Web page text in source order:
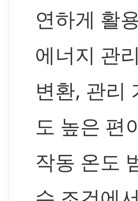
연하게 활
에너지 관
변환, 관리
도 높은 편
작동 온도